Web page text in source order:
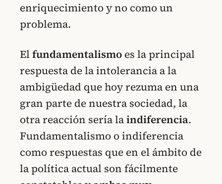
enriquecimiento y no como un
problema.
Elfundamentalismo es la principal
respuesta de la intolerancia a la
ambigüedad que hoy rezuma en una
gran parte de nuestra sociedad, la
otra reacción sería laindiferencia.
Fundamentalismo o indiferencia
como respuestas que en el ámbito de
la política actual son fácilmente